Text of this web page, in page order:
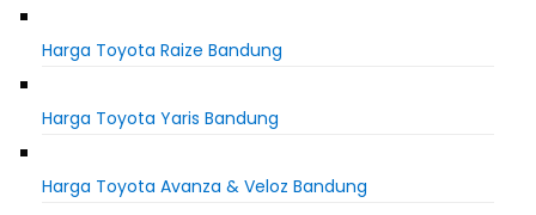
Harga Toyota Raize Bandung
Harga Toyota Yaris Bandung
Harga Toyota Avanza & Veloz Bandung